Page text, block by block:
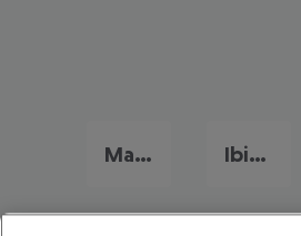
Mallorca Frühbucher Angebote Ibiza Flug & Hotel